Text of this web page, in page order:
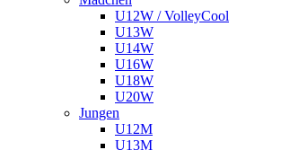
U12W / VolleyCool
U13W
U14W
U16W
U18W
U20W
Jungen
U12M
U13M